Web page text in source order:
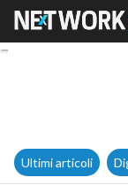
Ultimi articoli